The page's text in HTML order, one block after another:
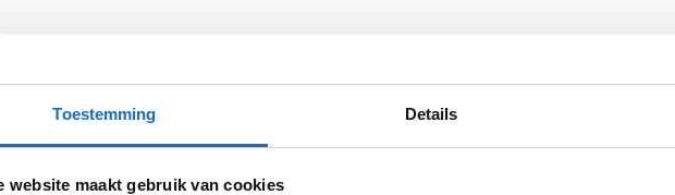
Toestemming Details
website maakt gebruik van cookies
een brede range in hoogte